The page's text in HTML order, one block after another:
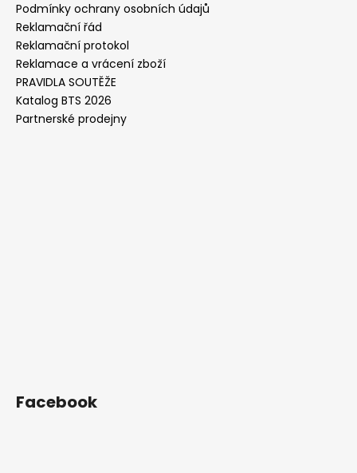
Podmínky ochrany osobních údajů
Reklamační řád
Reklamační protokol
Reklamace a vrácení zboží
PRAVIDLA SOUTĚŽE
Katalog BTS 2026
Partnerské prodejny
Facebook